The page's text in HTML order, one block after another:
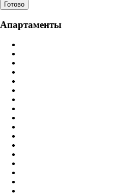
Готово
Апартаменты